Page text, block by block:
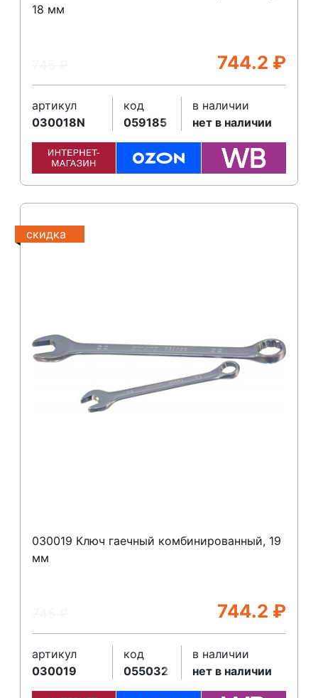
18 мм
744.2 ₽
артикул
030018N
код
059185
в наличии
нет в наличии
скидка
030019 Ключ гаечный комбинированный, 19
мм
744.2 ₽
артикул
030019
код
055032
в наличии
нет в наличии